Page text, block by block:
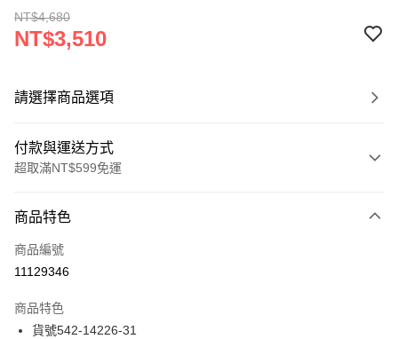
NT$4,680
NT$3,510
請選擇商品選項
付款與運送方式
超取滿NT$599免運
信用卡一次付款
信用卡分期付款
合作金庫商業銀行
華南商業銀行
超商取貨付款
商品特色
商品編號
11129346
商品特色
貨號542-14226-31